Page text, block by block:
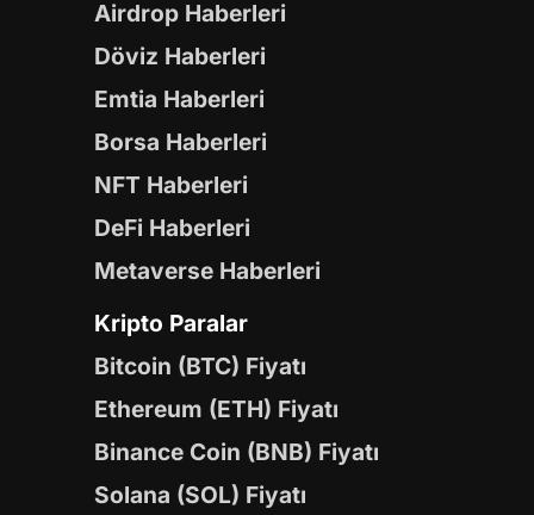
Airdrop Haberleri
Döviz Haberleri
Emtia Haberleri
Borsa Haberleri
NFT Haberleri
DeFi Haberleri
Metaverse Haberleri
Kripto Paralar
Bitcoin (BTC) Fiyatı
Ethereum (ETH) Fiyatı
Binance Coin (BNB) Fiyatı
Solana (SOL) Fiyatı